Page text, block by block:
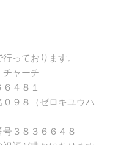
っております。
ャーチ
４８１
９８（ゼロキユウハ
３８３６６４８